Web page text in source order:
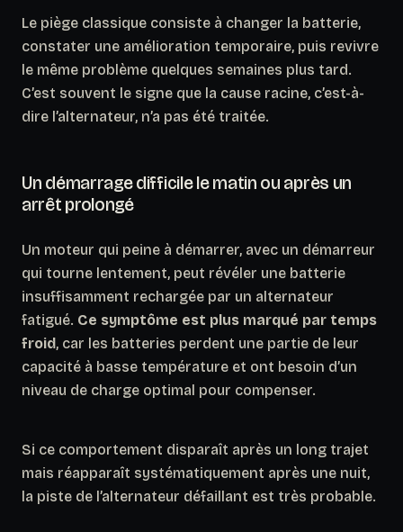
Le piège classique consiste à changer la batterie,
constater une amélioration temporaire, puis revivre
le même problème quelques semaines plus tard.
C’est souvent le signe que la cause racine, c’est-à-
dire l’alternateur, n’a pas été traitée.
Un démarrage difficile le matin ou après un
arrêt prolongé
Un moteur qui peine à démarrer, avec un démarreur
qui tourne lentement, peut révéler une batterie
insuffisamment rechargée par un alternateur
fatigué. Ce symptôme est plus marqué par temps
froid, car les batteries perdent une partie de leur
capacité à basse température et ont besoin d’un
niveau de charge optimal pour compenser.
Si ce comportement disparaît après un long trajet
mais réapparaît systématiquement après une nuit,
la piste de l’alternateur défaillant est très probable.